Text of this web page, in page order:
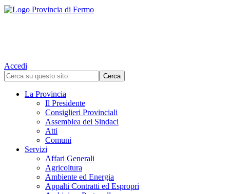
Accedi
La Provincia
Il Presidente
Consiglieri Provinciali
Assemblea dei Sindaci
Atti
Comuni
Servizi
Affari Generali
Agricoltura
Ambiente ed Energia
Appalti Contratti ed Espropri